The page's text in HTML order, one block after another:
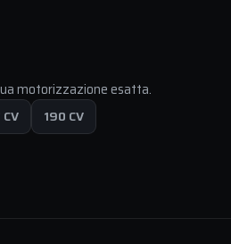
motorizzazione esatta.
190 CV